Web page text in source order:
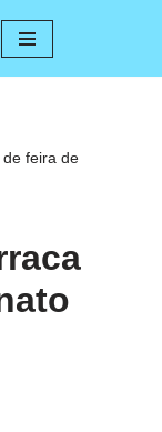
feira de